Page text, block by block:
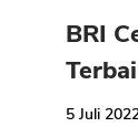
BRI
5 Juli